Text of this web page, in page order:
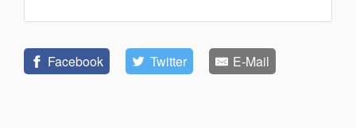
Facebook Twitter E-Mail